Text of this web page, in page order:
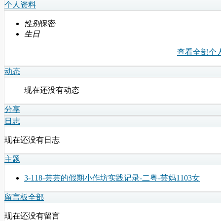
个人资料
性别保密
生日
查看全部个
动态
现在还没有动态
分享
日志
现在还没有日志
主题
3-118-芸芸的假期小作坊实践记录-二粤-芸妈1103女
留言板全部
现在还没有留言